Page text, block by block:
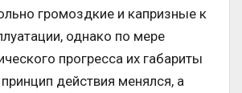
громоздкие и капризные к
однако по мере
прогресса их габариты
действия менялся, а